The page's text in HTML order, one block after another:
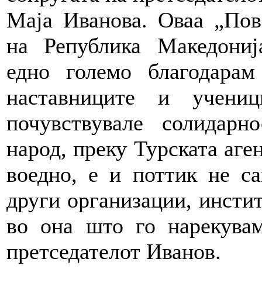
Маја Иванова. Оваа
на Република
едно големо
наставниците и
почувствувале
народ, преку Турската
воедно, е и поттик не
други организации,
во она што го
претседателот Иванов.